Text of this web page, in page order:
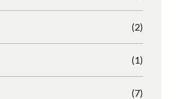
(2)
(1)
(7)